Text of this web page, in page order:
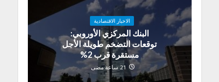
الاخبار الاقتصادية
البنك المركزي الأوروبي:
توقعات التضخم طويلة الأجل
مستقرة قرب 2%
21 ساعة مضى